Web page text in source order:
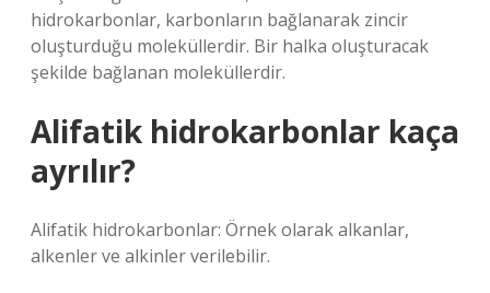
hidrokarbonlar, karbonların bağlanarak zincir
oluşturduğu moleküllerdir. Bir halka oluşturacak
şekilde bağlanan moleküllerdir.
Alifatik hidrokarbonlar kaça
ayrılır?
Alifatik hidrokarbonlar: Örnek olarak alkanlar,
alkenler ve alkinler verilebilir.